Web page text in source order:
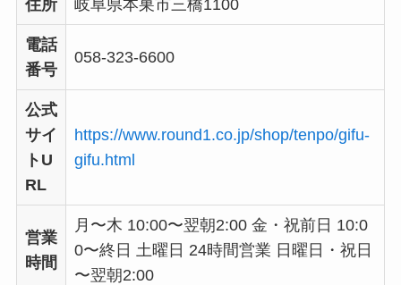
住所 岐阜県本巣市三橋1100
電話
番号
058-323-6600
公式
サイ
トU
RL
https://www.round1.co.jp/shop/tenpo/gifu-
gifu.html
営業
時間
月〜木 10:00〜翌朝2:00 金・祝前日 10:0
0〜終日 土曜日 24時間営業 日曜日・祝日
〜翌朝2:00